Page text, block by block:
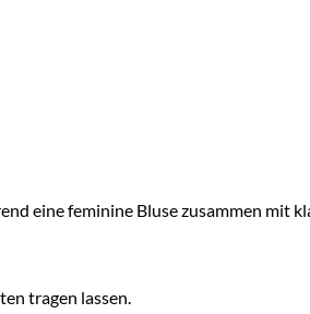
eine feminine Bluse zusammen mit
tragen lassen.